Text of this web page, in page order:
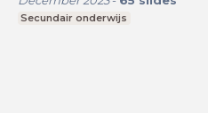
Secundair onderwijs